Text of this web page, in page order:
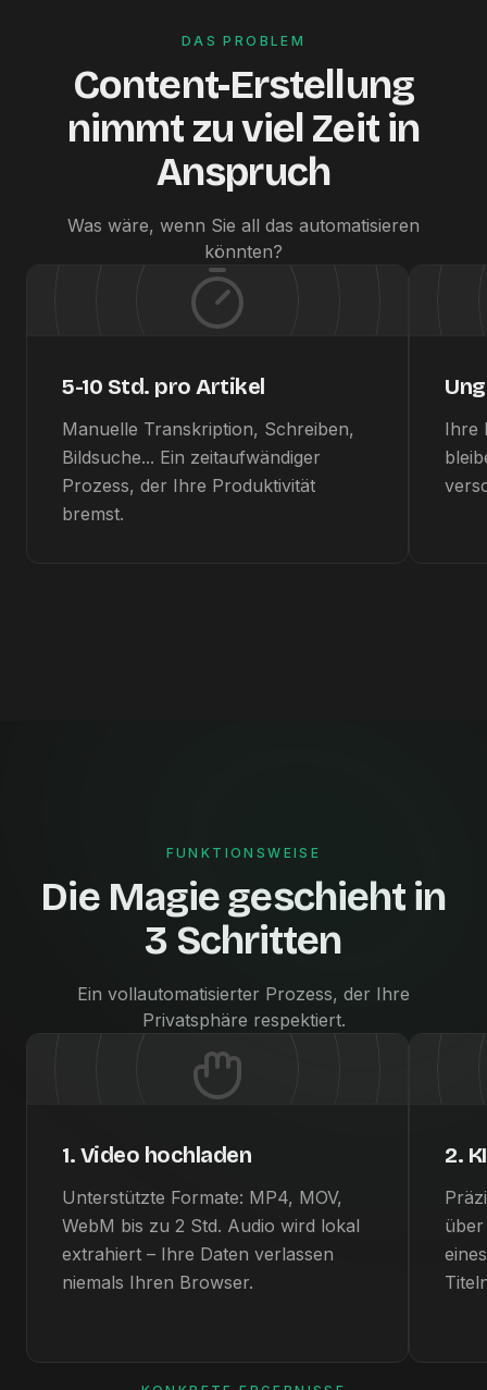
DAS PROBLEM
Content-Erstellung
nimmt zu viel Zeit in
Anspruch
Was wäre, wenn Sie all das automatisieren
könnten?
5-10 Std. pro Artikel
Manuelle Transkription, Schreiben,
Bildsuche... Ein zeitaufwändiger
Prozess, der Ihre Produktivität
bremst.
Ihre
FUNKTIONSWEISE
Die Magie geschieht in
3 Schritten
Ein vollautomatisierter Prozess, der Ihre
Privatsphäre respektiert.
1. Video hochladen
Unterstützte Formate: MP4, MOV,
WebM bis zu 2 Std. Audio wird lokal
extrahiert – Ihre Daten verlassen
niemals Ihren Browser.
2.